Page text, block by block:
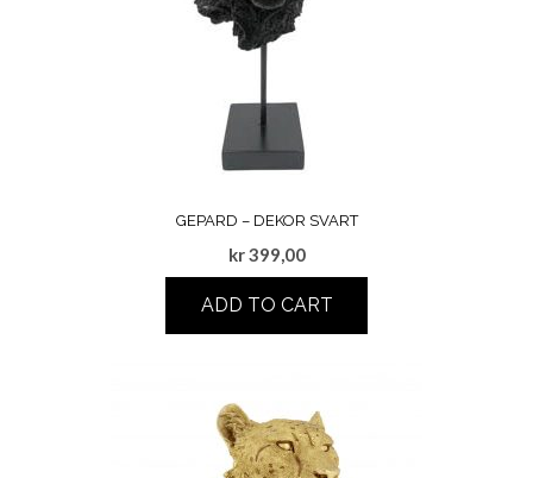
GEPARD – DEKOR SVART
kr399,00
ADD TO CART